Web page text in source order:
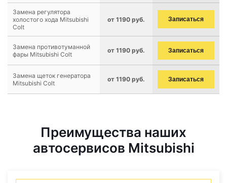
Замена регулятора
холостого хода Mitsubishi
Colt
от 1190 руб. Записаться
Замена противотуманной
фары Mitsubishi Colt
от 1190 руб. Записаться
Замена щеток генератора
Mitsubishi Colt
от 1190 руб. Записаться
Преимущества наших
автосервисов Mitsubishi